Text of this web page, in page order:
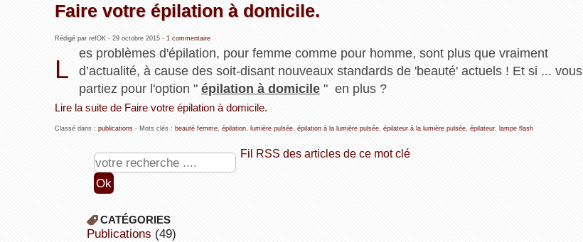
Faire votre épilation à domicile.
Rédigé par refOK - 29 octobre 2015- 1 commentaire
L
es problèmes d'épilation, pour femme comme pour homme, sont plus que vraiment
d’actualité, à cause des soit-disant nouveaux standards de 'beauté' actuels ! Et si ... vous
partiez pour l'option " épilation à domicile " en plus ?
Lire la suite de Faire votre épilation à domicile.
Classé dans : publications- Mots clés : beauté femme, épilation, lumière pulsée, épilation à la lumière pulsée, épilateur à la lumière pulsée, épilateur, lampe flash
Fil RSS des articles de ce mot clé
CATÉGORIES
publications (49)